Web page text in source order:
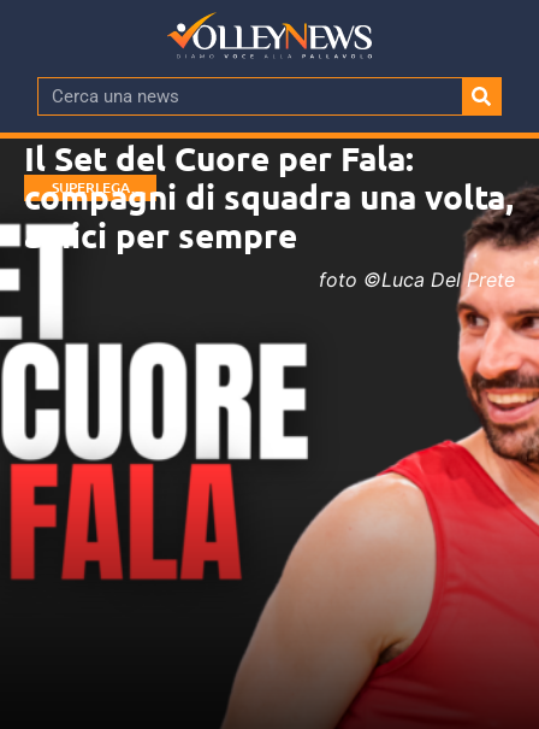
SUPERLEGA
MASCHILE
Il Set del Cuore per Fala:
compagni di squadra una volta,
amici per sempre
foto ©Luca Del Prete